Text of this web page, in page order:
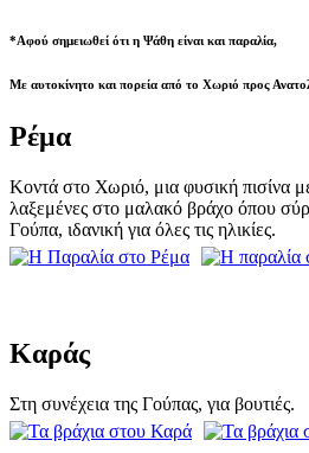
*Αφού σημειωθεί ότι η Ψάθη είναι και παραλία,
Με αυτοκίνητο και πορεία από το Χωριό προς
Ρέμα
Κοντά στο Χωριό, μια φυσική πισίνα
λαξεμένες στο μαλακό βράχο όπου
Γούπα, ιδανική για όλες τις ηλικίες.
Καράς
Στη συνέχεια της Γούπας, για βουτιές.